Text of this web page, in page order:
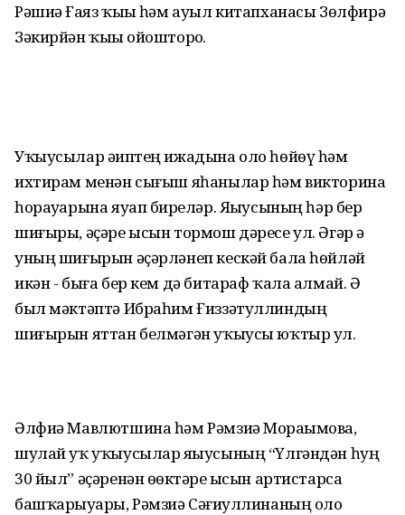
Рәшиҙә Ғаяз ҡыҙы һәм ауыл китапханасы Зөлфирә
Зәкирйән ҡыҙы ойошторҙо.
Уҡыусылар әҙиптең ижадына оло һөйөү һәм
ихтирам менән сығыш яһанылар һәм викторина
һорауҙарына яуап бирҙеләр. Яҙыусының һәр бер
шиғыры, әҫәре ысын тормош дәресе ул. Әгәр ҙә
уның шиғырын әҫәрләнеп кескәй бала һөйләй
икән - быға бер кем дә битараф ҡала алмай. Ә
был мәктәптә Ибраһим Ғиззәтуллиндың
шиғырын яттан белмәгән уҡыусы юҡтыр ул.
Әлфиә Мавлютшина һәм Рәмзиә Мораҙымова,
шулай уҡ уҡыусылар яҙыусының “Үлгәндән һуң
30 йыл” әҫәренән өҙөктәрҙе ысын артистарса
башҡарыуҙары, Рәмзиә Сәғиҙуллинаның оло